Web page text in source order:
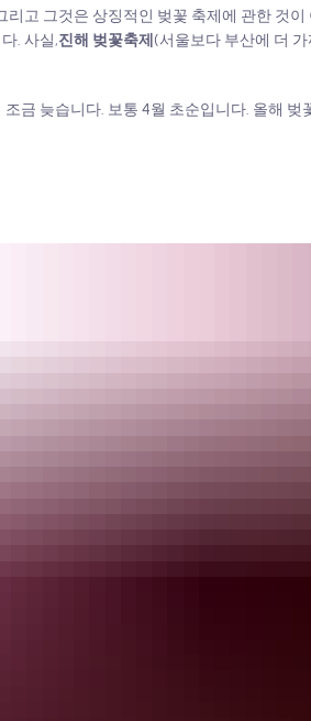
고 그것은 상징적인 벚꽃 축제에 관한 것이
. 사실,진해 벚꽃축제(서울보다 부산에 더
금 늦습니다. 보통 4월 초순입니다. 올해